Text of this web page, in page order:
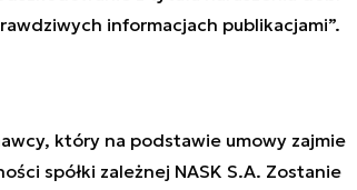
informacjach publikacjami”.
który na podstawie umowy zajmie
spółki zależnej NASK S.A. Zostanie